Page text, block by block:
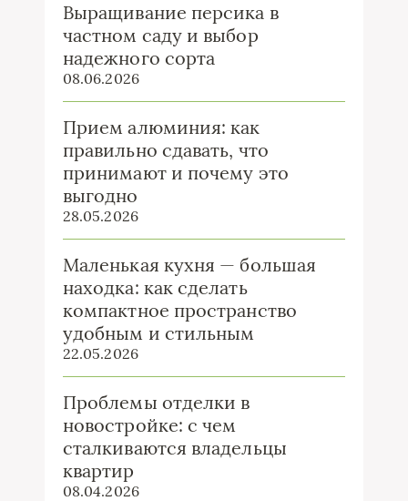
Выращивание персика в
частном саду и выбор
надежного сорта
08.06.2026
Прием алюминия: как
правильно сдавать, что
принимают и почему это
выгодно
28.05.2026
Маленькая кухня — большая
находка: как сделать
компактное пространство
удобным и стильным
22.05.2026
Проблемы отделки в
новостройке: с чем
сталкиваются владельцы
квартир
08.04.2026